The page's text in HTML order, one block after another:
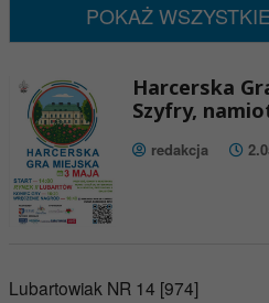
POKAŻ
Harcerska
Szyfry,
redakcja
Lubartowiak NR 14 [974]